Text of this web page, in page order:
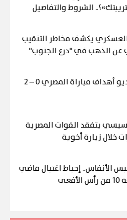
الشروط والتفاصيل
يكشف مخاطر التنقيب
عن الذهب في "درع الجنوب"
شاهد فيديو أهداف مباراة المصري 0 – 2
يتفقد القوات المصرية
خلال زيارة أخوية
الأنفاس.. إحباط اغتيال قاضي